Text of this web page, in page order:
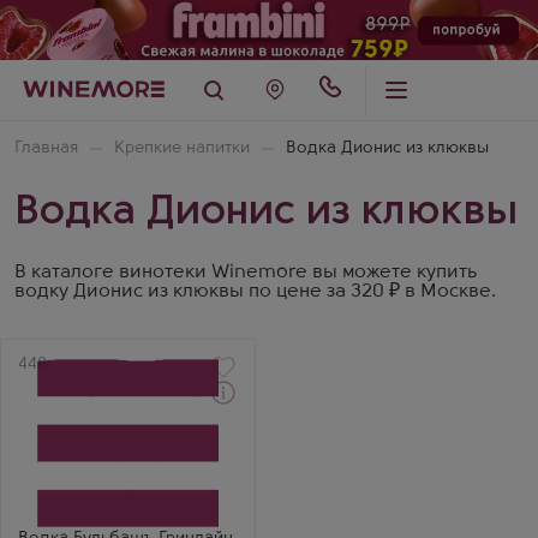
Главная Крепкие напитки Водка Дионис из клюквы
Водка Дионис из клюквы
В каталоге винотеки Winemore вы можете купить
водку Дионис из клюквы по цене за 320 ₽ в Москве.
Артикул
448
Cranberry